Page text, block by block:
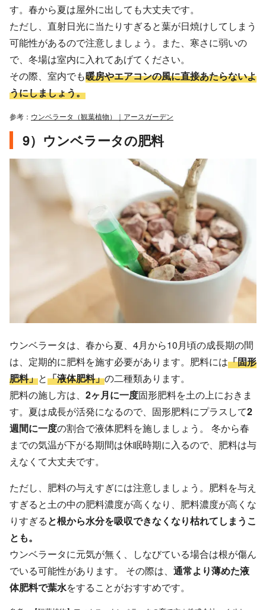
す。春から夏は屋外に出しても大丈夫です。
ただし、直射日光に当たりすぎると葉が日焼けしてしまう
可能性があるので注意しましょう。また、寒さに弱いの
で、冬場は室内に入れてあげてください。
その際、室内でも暖房やエアコンの風に直接あたらないよ
うにしましょう。
参考： ウンベラータ（観葉植物）｜アースガーデン
9）ウンベラータの肥料
ウンベラータは、春から夏、4月から10月頃の成長期の間
は、定期的に肥料を施す必要があります。肥料には「固形
肥料」と「液体肥料」の二種類あります。
肥料の施し方は、 2ヶ月に一度固形肥料を土の上におきま
す。夏は成長が活発になるので、固形肥料にプラスして2
週間に一度の割合で液体肥料を施しましょう。 冬から春
までの気温が下がる期間は休眠時期に入るので、肥料は与
えなくて大丈夫です。
ただし、肥料の与えすぎには注意しましょう。肥料を与え
すぎると土の中の肥料濃度が高くなり、肥料濃度が高くな
りすぎると根から水分を吸収できなくなり枯れてしまうこ
とも。
ウンベラータに元気が無く、しなびている場合は根が傷ん
でいる可能性があります。 その際は、 通常より薄めた液
体肥料で葉水をすることがおすすめです。